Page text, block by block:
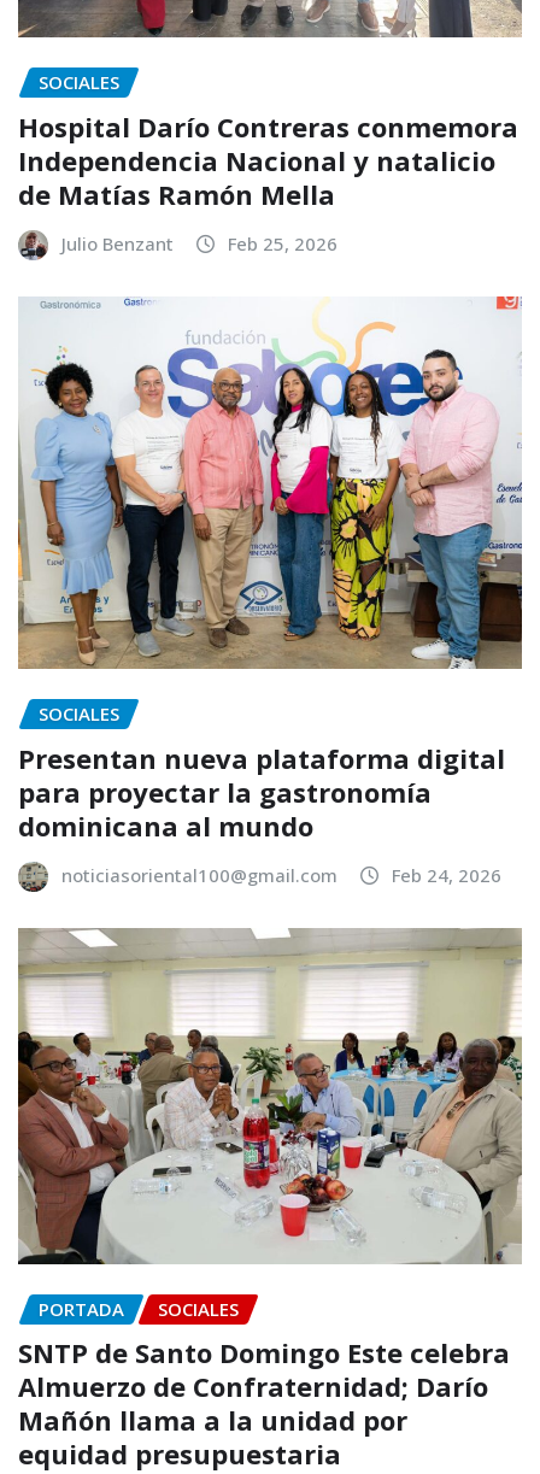
SOCIALES
Hospital Darío Contreras conmemora
Independencia Nacional y natalicio
de Matías Ramón Mella
Julio Benzant Feb 25, 2026
SOCIALES
Presentan nueva plataforma digital
para proyectar la gastronomía
dominicana al mundo
noticiasoriental100@gmail.com Feb 24, 2026
PORTADA SOCIALES
SNTP de Santo Domingo Este celebra
Almuerzo de Confraternidad; Darío
Mañón llama a la unidad por
equidad presupuestaria